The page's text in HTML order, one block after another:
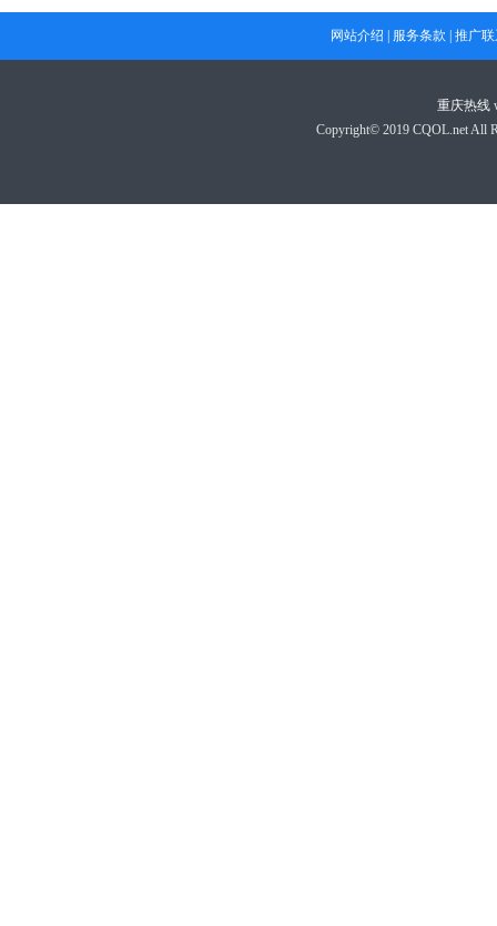
网站介绍 服务条款 推广
重庆热线
Copyright© 2019 CQOL.net All